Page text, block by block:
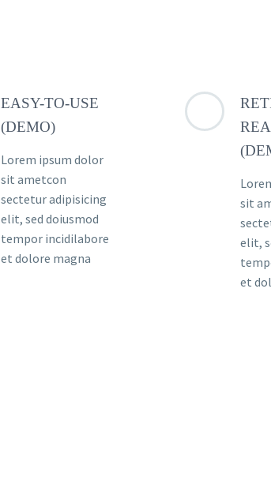
EASY-TO-USE
(DEMO)
Lorem ipsum dolor
sit ametcon
sectetur adipisicing
elit, sed doiusmod
tempor incidilabore
et dolore magna
sit
elit,
et